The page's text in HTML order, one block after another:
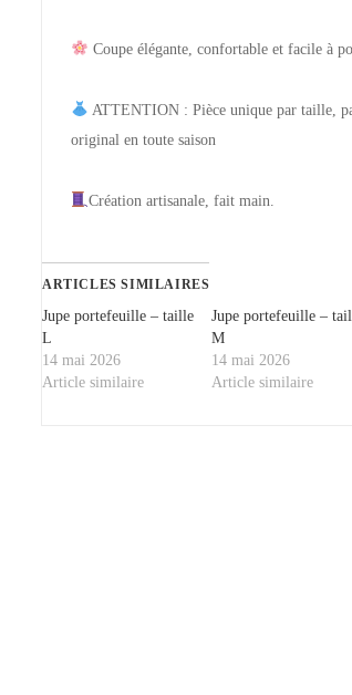
Coupe élégante, confortable et facile à
ATTENTION : Pièce unique par taille,
original en toute saison
Création artisanale, fait main.
ARTICLES SIMILAIRES
Jupe portefeuille – taille
L
14 mai 2026
Article similaire
Jupe portefeuille –
M
14 mai 2026
Article similaire